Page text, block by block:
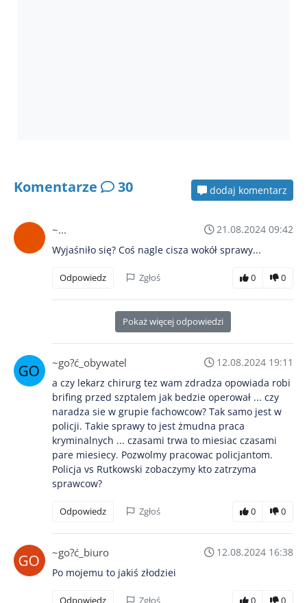
Komentarze 30 dodaj komentarz
~...
21.08.2024 09:42
Wyjaśniło się? Coś nagle cisza wokół sprawy...
Odpowiedz Zgłoś 0 0
Pokaż więcej odpowiedzi
~go?ć_obywatel
12.08.2024 19:11
a czy lekarz chirurg tez wam zdradza opowiada robi
brifing przed szptalem jak bedzie operował ... czy
naradza sie w grupie fachowcow? Tak samo jest w
policji. Takie sprawy to jest żmudna praca
kryminalnych ... czasami trwa to miesiac czasami
pare miesiecy. Pozwolmy pracowac policjantom.
Policja vs Rutkowski zobaczymy kto zatrzyma
sprawcow?
Odpowiedz Zgłoś 0 0
~go?ć_biuro
12.08.2024 16:38
Po mojemu to jakiś złodziei
Odpowiedz Zgłoś 0 0